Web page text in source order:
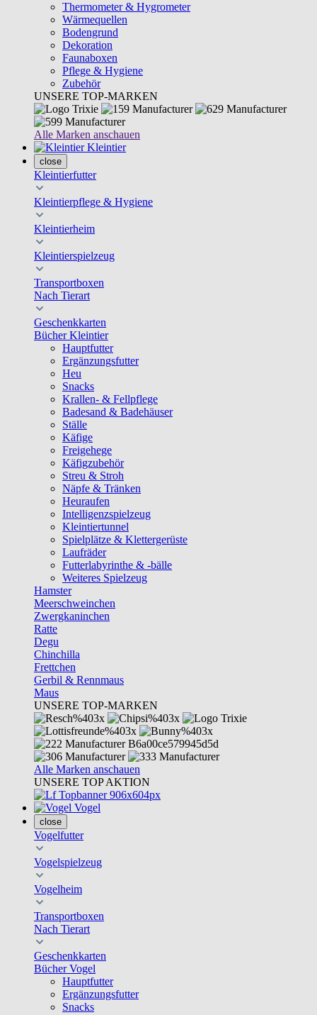
Thermometer & Hygrometer
Wärmequellen
Bodengrund
Dekoration
Faunaboxen
Pflege & Hygiene
Zubehör
UNSERE TOP-MARKEN
Alle Marken anschauen
Kleintier
close
Kleintierfutter
Kleintierpflege & Hygiene
Kleintierheim
Kleintierspielzeug
Transportboxen
Nach Tierart
Geschenkkarten
Bücher Kleintier
Hauptfutter
Ergänzungsfutter
Heu
Snacks
Krallen- & Fellpflege
Badesand & Badehäuser
Ställe
Käfige
Freigehege
Käfigzubehör
Streu & Stroh
Näpfe & Tränken
Heuraufen
Intelligenzspielzeug
Kleintiertunnel
Spielplätze & Klettergerüste
Laufräder
Futterlabyrinthe & -bälle
Weiteres Spielzeug
Hamster
Meerschweinchen
Zwergkaninchen
Ratte
Degu
Chinchilla
Frettchen
Gerbil & Rennmaus
Maus
UNSERE TOP-MARKEN
Alle Marken anschauen
UNSERE TOP AKTION
Vogel
close
Vogelfutter
Vogelspielzeug
Vogelheim
Transportboxen
Nach Tierart
Geschenkkarten
Bücher Vogel
Hauptfutter
Ergänzungsfutter
Snacks